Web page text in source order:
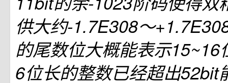
供大约-1.7E308～
的尾数位大概能表示15~16
6位长的整数已经超出52bit